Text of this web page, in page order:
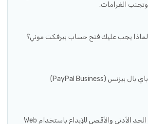
وتجنب الغرامات.
لماذا يجب عليك فتح حساب بيرفكت موني؟
باي بال بيزنس (PayPal Business)
الحد الأدنى والأقصى للإيداع باستخدام Web